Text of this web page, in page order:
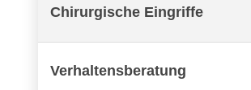
Chirurgische Eingriffe
Verhaltensberatung